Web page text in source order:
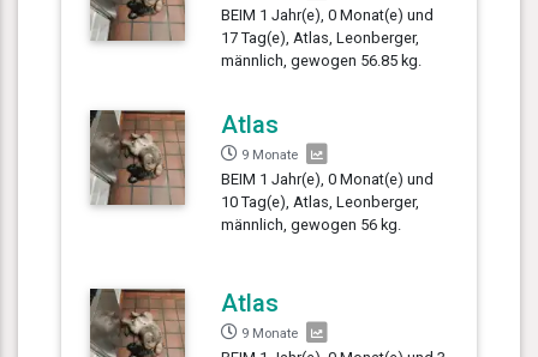
BEIM 1 Jahr(e), 0 Monat(e) und
17 Tag(e), Atlas, Leonberger,
männlich, gewogen 56.85 kg.
Atlas
9 Monate
BEIM 1 Jahr(e), 0 Monat(e) und
10 Tag(e), Atlas, Leonberger,
männlich, gewogen 56 kg.
Atlas
9 Monate